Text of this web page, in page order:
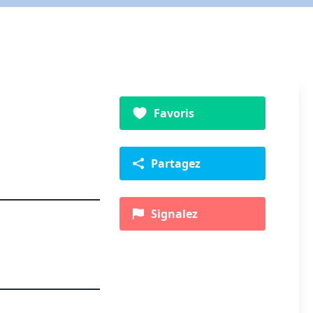
Favoris
Partagez
Signalez